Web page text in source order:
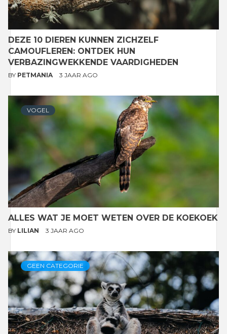
DEZE 10 DIEREN KUNNEN ZICHZELF
CAMOUFLEREN: ONTDEK HUN
VERBAZINGWEKKENDE VAARDIGHEDEN
BY PETMANIA 3 JAAR AGO
VOGEL
ALLES WAT JE MOET WETEN OVER DE KOEKOEK
BY LILIAN 3 JAAR AGO
GEEN CATEGORIE